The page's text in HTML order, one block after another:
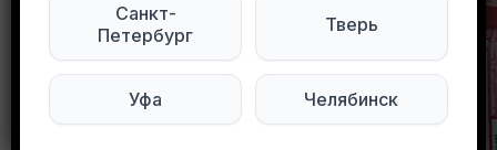
Санкт-
Петербург
Тверь
Уфа Челябинск